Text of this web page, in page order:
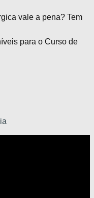
vale a pena? Tem
para o Curso de